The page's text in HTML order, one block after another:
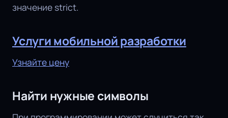
значение strict.
Услуги мобильной разработки
Узнайте цену
Найти нужные символы